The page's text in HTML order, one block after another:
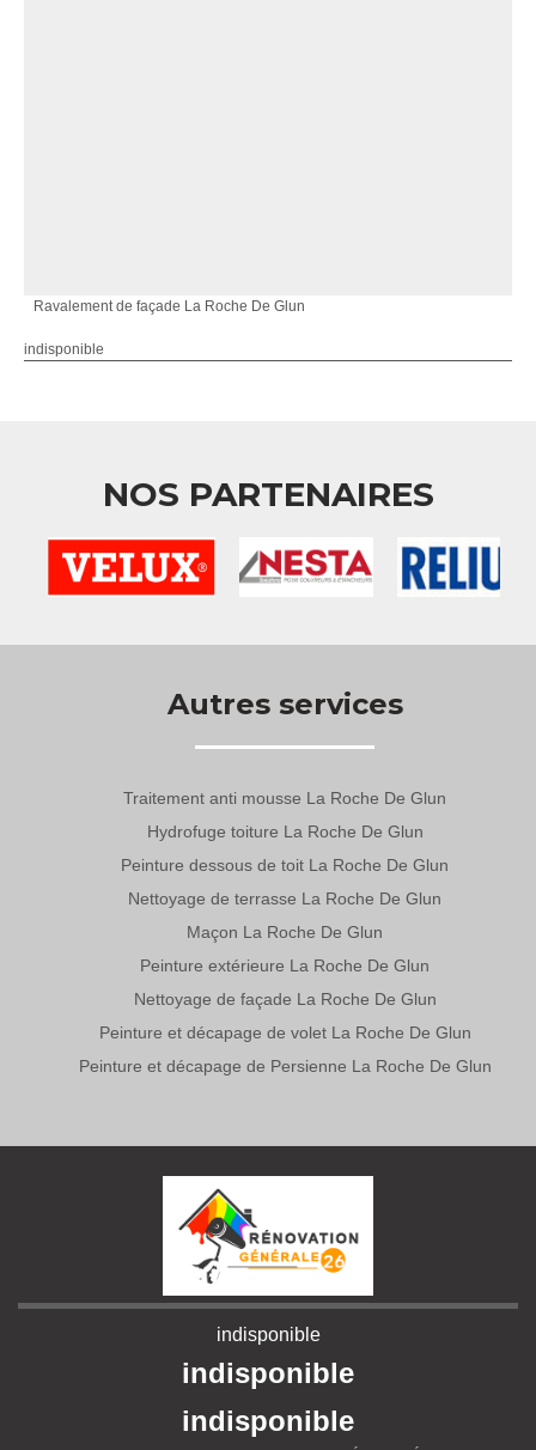
Ravalement de façade La Roche De Glun
indisponible
NOS PARTENAIRES
Autres services
Traitement anti mousse La Roche De Glun
Hydrofuge toiture La Roche De Glun
Peinture dessous de toit La Roche De Glun
Nettoyage de terrasse La Roche De Glun
Maçon La Roche De Glun
Peinture extérieure La Roche De Glun
Nettoyage de façade La Roche De Glun
Peinture et décapage de volet La Roche De Glun
Peinture et décapage de Persienne La Roche De Glun
indisponible
indisponible
indisponible